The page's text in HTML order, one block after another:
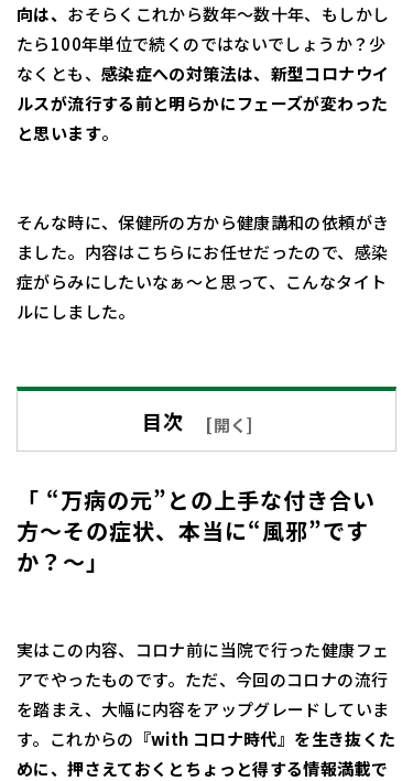
向は、 おそらくこれから数年～数十年、もしかし
たら100年単位で続くのではないでしょうか？少
なくとも、 感染症への対策法は、新型コロナウイ
ルスが流行する前と明らかにフェーズが変わった
と思います。
そんな時に、保健所の方から健康講和の依頼がき
ました。内容はこちらにお任せだったので、感染
症がらみにしたいなぁ～と思って、こんなタイト
ルにしました。
目次 [開く]
「 “万病の元”との上手な付き合い
方～その症状、本当に“風邪”です
か？～」
実はこの内容、コロナ前に当院で行った健康フェ
アでやったものです。ただ、今回のコロナの流行
を踏まえ、大幅に内容をアップグレードしていま
す。これからの 『with コロナ時代』を生き抜くた
めに、押さえておくとちょっと得する情報満載で